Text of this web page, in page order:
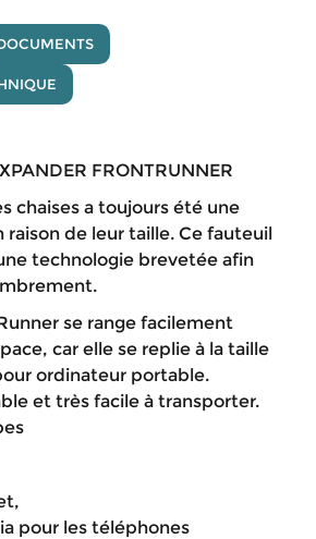
FRONTRUNNER
chaises a toujours été une
de leur taille. Ce fauteuil
technologie brevetée afin
se range facilement
car elle se replie à la taille
ordinateur portable.
et très facile à transporter.
pour les téléphones